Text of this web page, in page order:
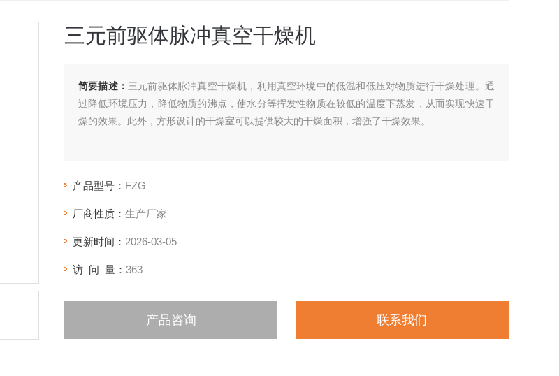
三元前驱体脉冲真空干燥机
简要描述： 三元前驱体脉冲真空干燥机，利用真空环境中的低温和低压对物质进行干燥处理。通
过降低环境压力，降低物质的沸点，使水分等挥发性物质在较低的温度下蒸发，从而实现快速干
燥的效果。此外，方形设计的干燥室可以提供较大的干燥面积，增强了干燥效果。
产品型号： FZG
厂商性质： 生产厂家
更新时间： 2026-03-05
访 问 量： 363
产品咨询 联系我们